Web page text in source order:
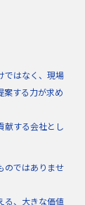
ではなく、現場
案する力が求め
献する会社とし
のではありませ
る、大きな価値